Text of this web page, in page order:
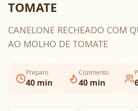
TOMATE
CANELONE RECHEADO COM
AO MOLHO DE TOMATE
Preparo
40 min
Cozimento
40 min